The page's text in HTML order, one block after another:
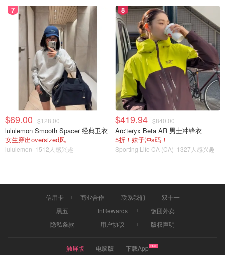
7
$69.00 $128.00
lululemon Smooth Spacer 经典卫衣
女生穿出oversized风
lululemon 1512人感兴趣
8
$419.94 $840.00
Arc'teryx Beta AR 男士冲锋衣
5折！妹子冲s码！
Sporting Life CA (CA) 1327人感兴趣
信用卡 商业合作 联系我们
双十一
黑五
InRewards
饭团外卖
隐私条款
用户协议 版权声明
触屏版 电脑版 下载App